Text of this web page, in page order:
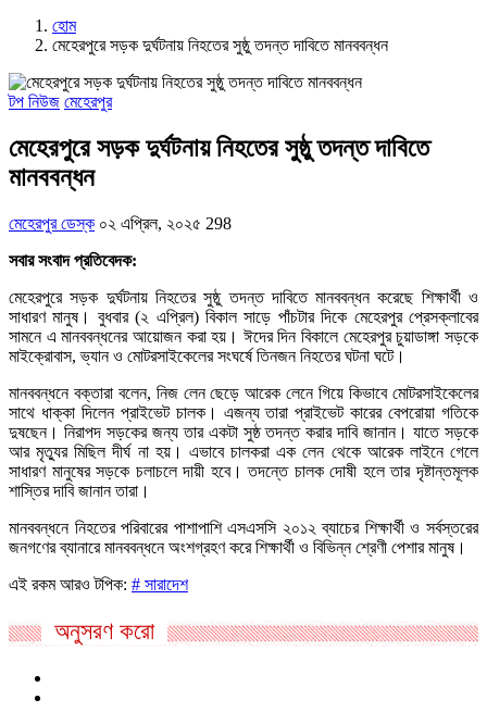
হোম
মেহেরপুরে সড়ক দুর্ঘটনায় নিহতের সুষ্ঠু তদন্ত দাবিতে মানববন্ধন
টপ নিউজ মেহেরপুর
মেহেরপুরে সড়ক দুর্ঘটনায় নিহতের সুষ্ঠু তদন্ত দাবিতে
মানববন্ধন
মেহেরপুর ডেস্ক ০২ এপ্রিল, ২০২৫ 298
সবার সংবাদ প্রতিবেদক:
মেহেরপুরে সড়ক দুর্ঘটনায় নিহতের সুষ্ঠু তদন্ত দাবিতে মানববন্ধন করেছে শিক্ষার্থী ও
সাধারণ মানুষ। বুধবার (২ এপ্রিল) বিকাল সাড়ে পাঁচটার দিকে মেহেরপুর প্রেসক্লাবের
সামনে এ মানববন্ধনের আয়োজন করা হয়। ঈদের দিন বিকালে মেহেরপুর চুয়াডাঙ্গা সড়কে
মাইক্রোবাস, ভ্যান ও মোটরসাইকেলের সংঘর্ষে তিনজন নিহতের ঘটনা ঘটে।
মানববন্ধনে বক্তারা বলেন, নিজ লেন ছেড়ে আরেক লেনে গিয়ে কিভাবে মোটরসাইকেলের
সাথে ধাক্কা দিলেন প্রাইভেট চালক। এজন্য তারা প্রাইভেট কারের বেপরোয়া গতিকে
দুষছেন। নিরাপদ সড়কের জন্য তার একটা সুষ্ঠ তদন্ত করার দাবি জানান। যাতে সড়কে
আর মৃত্যুর মিছিল দীর্ঘ না হয়। এভাবে চালকরা এক লেন থেকে আরেক লাইনে গেলে
সাধারণ মানুষের সড়কে চলাচলে দায়ী হবে। তদন্তে চালক দোষী হলে তার দৃষ্টান্তমূলক
শাস্তির দাবি জানান তারা।
মানববন্ধনে নিহতের পরিবারের পাশাপাশি এসএসসি ২০১২ ব্যাচের শিক্ষার্থী ও সর্বস্তরের
জনগণের ব্যানারে মানববন্ধনে অংশগ্রহণ করে শিক্ষার্থী ও বিভিন্ন শ্রেণী পেশার মানুষ।
এই রকম আরও টপিক: # সারাদেশ
অনুসরণ করো